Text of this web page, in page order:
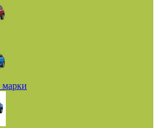
марки